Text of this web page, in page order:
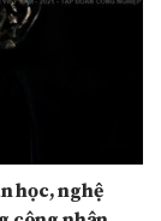
học, nghệ